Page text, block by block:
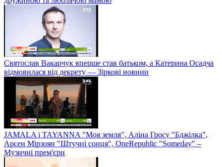
Святослав Вакарчук вперше став батьком, а Катерина Осадча
відмовилася від декрету — Зіркові новини
JAMALA і TAYANNA "Моя земля", Аліна Гросу "Бджілка",
Арсен Мірзоян "Штучні сонця", OneRepublic "Someday" –
Музичні прем'єри